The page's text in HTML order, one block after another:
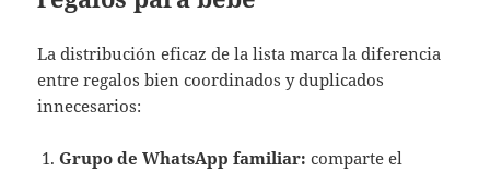
La distribución eficaz de la lista marca la diferencia
entre regalos bien coordinados y duplicados
innecesarios:
Grupo de WhatsApp familiar: comparte el